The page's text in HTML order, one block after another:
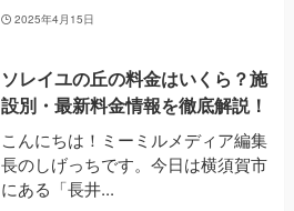
2025年4月15日
ソレイユの丘の料金はいくら？施
設別・最新料金情報を徹底解説！
こんにちは！ミーミルメディア編集
長のしげっちです。今日は横須賀市
にある「長井...